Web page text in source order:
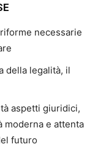
necessarie
della legalità, il
aspetti giuridici,
moderna e attenta
futuro